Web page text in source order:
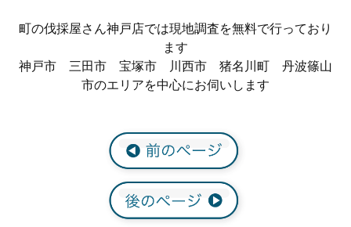
町の伐採屋さん神戸店では現地調査を無料で行っており
ます
神戸市 三田市 宝塚市 川西市 猪名川町 丹波篠山
市のエリアを中心にお伺いします